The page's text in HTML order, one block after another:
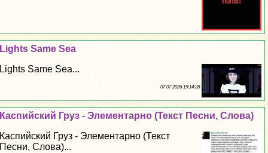
Lights Same Sea
Lights Same Sea...
07 07 2026 19:14:28
Каспийский Груз - Элементарно (Текст Песни, Слова)
Каспийский Груз - Элементарно (Текст
Песни, Слова)...